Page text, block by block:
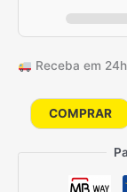
Receba em 24h
Quantidade
Jogo
COMPRAR